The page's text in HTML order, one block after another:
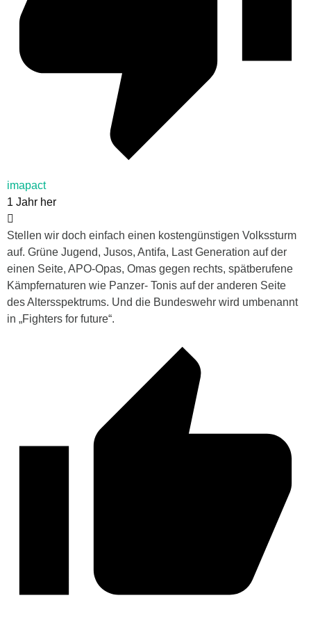
imapact
1 Jahr her
Stellen wir doch einfach einen kostengünstigen Volkssturm
auf. Grüne Jugend, Jusos, Antifa, Last Generation auf der
einen Seite, APO-Opas, Omas gegen rechts, spätberufene
Kämpfernaturen wie Panzer- Tonis auf der anderen Seite
des Altersspektrums. Und die Bundeswehr wird umbenannt
in „Fighters for future“.